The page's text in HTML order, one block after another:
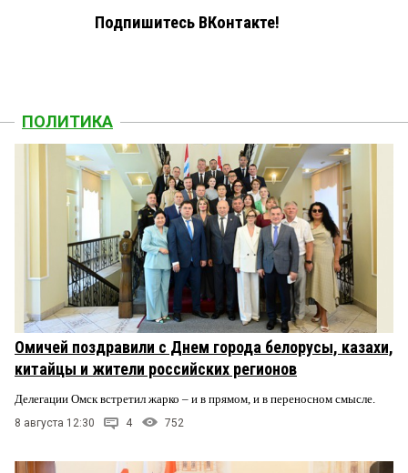
Подпишитесь ВКонтакте!
ПОЛИТИКА
Омичей поздравили с Днем города белорусы, казахи,
китайцы и жители российских регионов
Делегации Омск встретил жарко – и в прямом, и в переносном смысле.
8 августа 12:30 4 752